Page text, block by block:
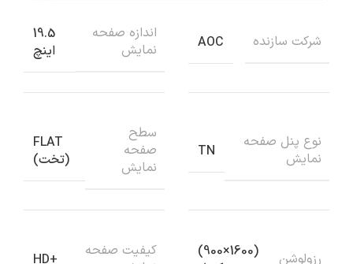
شرکت سازنده AOC
اندازه صفحه
نمایش
19.5
اینچ
نوع پنل صفحه
نمایش
TN
سطح
صفحه
نمایش
FLAT
(تخت)
رزولوشن
(1600×900)
کیفیت صفحه
+HD